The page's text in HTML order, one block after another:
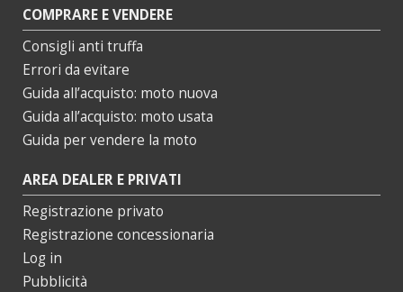
COMPRARE E VENDERE
Consigli anti truffa
Errori da evitare
Guida all’acquisto: moto nuova
Guida all’acquisto: moto usata
Guida per vendere la moto
AREA DEALER E PRIVATI
Registrazione privato
Registrazione concessionaria
Log in
Pubblicità